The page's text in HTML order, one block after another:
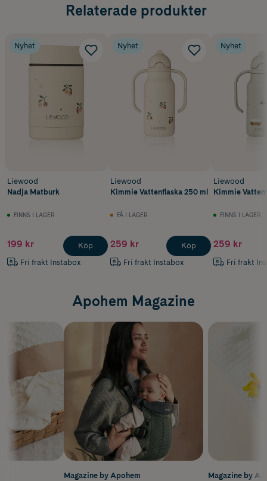
Relaterade produkter
Nyhet
Liewood
Nadja Matburk
FINNS I LAGER
199 kr
Fri frakt Instabox
Köp
Nyhet
Liewood
Kimmie Vattenflaska 250 ml
FÅ I LAGER
259 kr
Fri frakt Instabox
Köp
Nyhet
Liewood
Kimmie
FINNS I LAGER
259 kr
Fri frakt
Apohem Magazine
Magazine by
Magazine by Apohem